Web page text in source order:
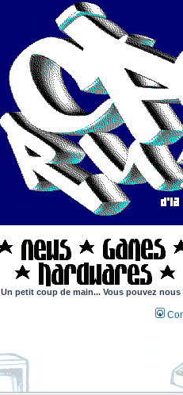
Un petit coup de main... Vous pouvez